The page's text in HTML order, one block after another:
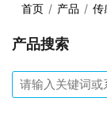
首页 产品 传
产品搜索